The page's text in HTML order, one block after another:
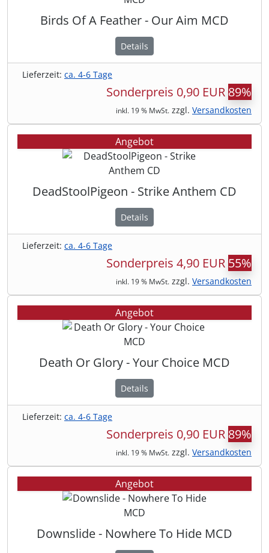
Birds Of A Feather - Our Aim MCD
Details
Lieferzeit: ca. 4-6 Tage
Sonderpreis 0,90 EUR 89%
inkl. 19 % MwSt. zzgl. Versandkosten
Angebot
DeadStoolPigeon - Strike Anthem CD
Details
Lieferzeit: ca. 4-6 Tage
Sonderpreis 4,90 EUR 55%
inkl. 19 % MwSt. zzgl. Versandkosten
Angebot
Death Or Glory - Your Choice MCD
Details
Lieferzeit: ca. 4-6 Tage
Sonderpreis 0,90 EUR 89%
inkl. 19 % MwSt. zzgl. Versandkosten
Angebot
Downslide - Nowhere To Hide MCD